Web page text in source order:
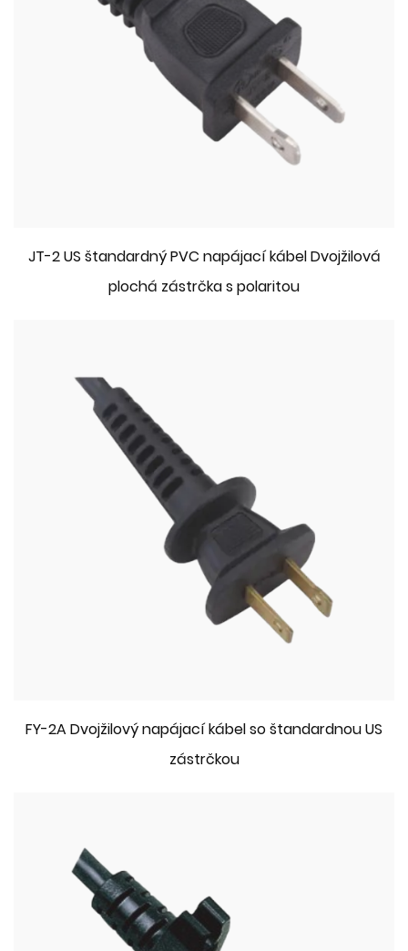
JT-2 US štandardný PVC napájací kábel Dvojžilová
plochá zástrčka s polaritou
FY-2A Dvojžilový napájací kábel so štandardnou US
zástrčkou